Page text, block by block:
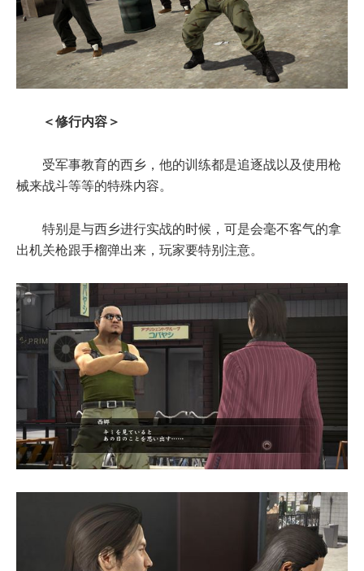
＜修行内容＞
受军事教育的西乡，他的训练都是追逐战以及使用枪
械来战斗等等的特殊内容。
特别是与西乡进行实战的时候，可是会毫不客气的拿
出机关枪跟手榴弹出来，玩家要特别注意。